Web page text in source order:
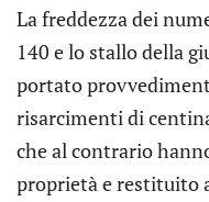
La freddezza dei
140 e lo stallo della
portato
risarcimenti di
che al contrario
proprietà e restituito